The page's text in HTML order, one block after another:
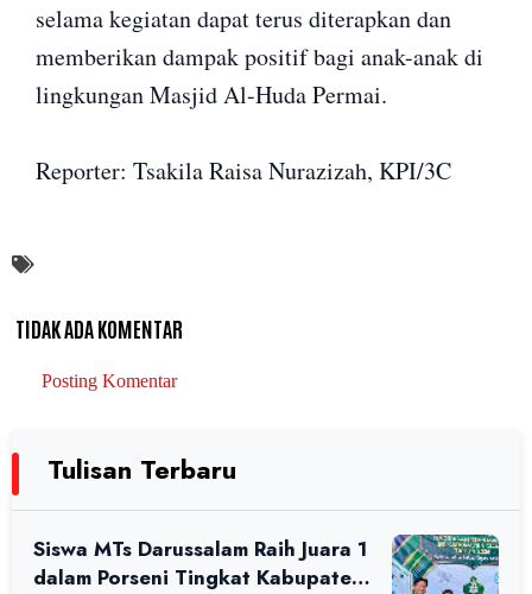
selama kegiatan dapat terus diterapkan dan
memberikan dampak positif bagi anak-anak di
lingkungan Masjid Al-Huda Permai.
Reporter: Tsakila Raisa Nurazizah, KPI/3C
TIDAK ADA KOMENTAR
Posting Komentar
Tulisan Terbaru
Siswa MTs Darussalam Raih Juara 1
dalam Porseni Tingkat Kabupaten